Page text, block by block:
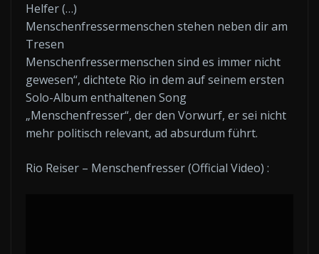
Helfer (…)
Menschenfressermenschen stehen neben dir am
Tresen
Menschenfressermenschen sind es immer nicht
gewesen“, dichtete Rio in dem auf seinem ersten
Solo-Album enthaltenen Song
„Menschenfresser“, der den Vorwurf, er sei nicht
mehr politisch relevant, ad absurdum führt.
Rio Reiser – Menschenfresser (Official Video) :